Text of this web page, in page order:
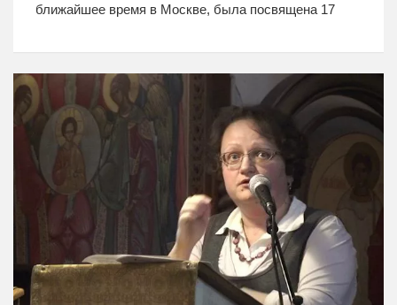
ближайшее время в Москве, была посвящена 17
пресс-центре МИА «Россия сегодня». Союз
«Христианский мир» устраивает в сотрудничестве